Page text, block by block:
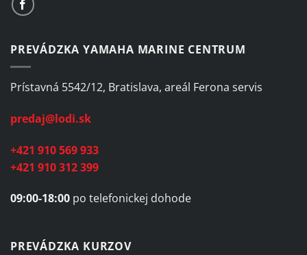
PREVÁDZKA YAMAHA MARINE CENTRUM
Prístavná 5542/12, Bratislava, areál Ferona servis
predaj@lodi.sk
+421 910 569 933
+421 910 312 399
09:00-18:00 po telefonickej dohode
PREVÁDZKA KURZOV